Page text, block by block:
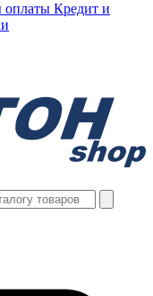
оплаты Кредит и